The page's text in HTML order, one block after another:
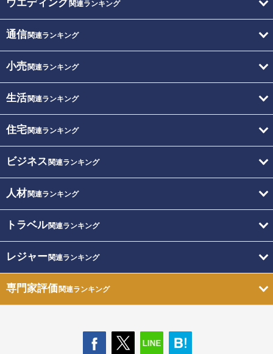
ウエディング関連ランキング
通信関連ランキング
小売関連ランキング
生活関連ランキング
住宅関連ランキング
ビジネス 関連ランキング
人材関連ランキング
トラベル関連ランキング
レジャー関連ランキング
専門家評価関連ランキング